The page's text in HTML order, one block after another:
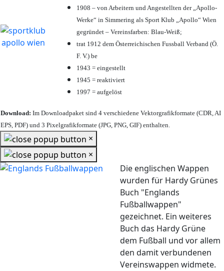
1908 – von Arbeitern und Angestellten der „Apollo-
Werke“ in Simmering als Sport Klub „Apollo“ Wien
gegründet – Vereinsfarben: Blau-Weiß;
trat 1912 dem Österreichischen Fussball Verband (Ö.
F. V.) be
1943 = eingestellt
1945 = reaktiviert
1997 = aufgelöst
Download: Im Downloadpaket sind 4 verschiedene Vektorgrafikformate (CDR, AI
EPS, PDF) und 3 Pixelgrafikformate (JPG, PNG, GIF) enthalten.
×
×
Die englischen Wappen
wurden für Hardy Grünes
Buch "Englands
Fußballwappen"
gezeichnet. Ein weiteres
Buch das Hardy Grüne
dem Fußball und vor allem
den damit verbundenen
Vereinswappen widmete.